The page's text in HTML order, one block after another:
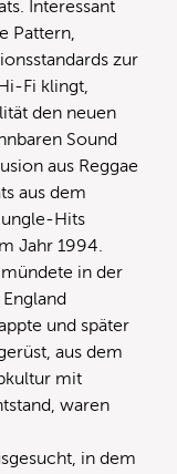
Interessant
Pattern,
zur
Fi klingt,
den neuen
Sound
aus Reggae
aus dem
Hits
Jahr 1994.
in der
und später
aus dem
mit
waren
in dem